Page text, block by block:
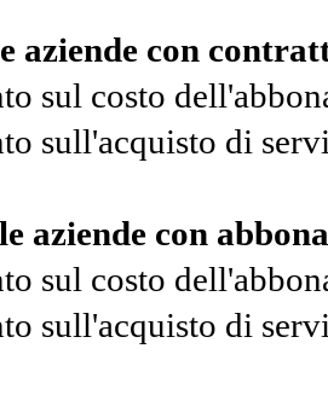
aziende con
sul costo
sull'acquisto di
aziende con
sul costo
sull'acquisto di